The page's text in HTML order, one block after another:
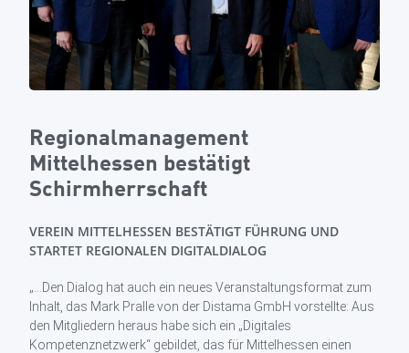
Regionalmanagement
Mittelhessen bestätigt
Schirmherrschaft
VEREIN MITTELHESSEN BESTÄTIGT FÜHRUNG UND
STARTET REGIONALEN DIGITALDIALOG
„…Den Dialog hat auch ein neues Veranstaltungsformat zum
Inhalt, das Mark Pralle von der Distama GmbH vorstellte: Aus
den Mitgliedern heraus habe sich ein „Digitales
Kompetenznetzwerk“ gebildet, das für Mittelhessen einen